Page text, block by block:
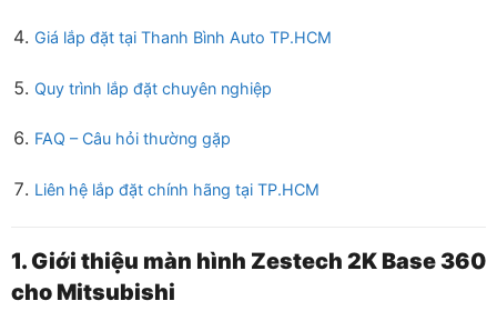
Giá lắp đặt tại Thanh Bình Auto TP.HCM
Quy trình lắp đặt chuyên nghiệp
FAQ – Câu hỏi thường gặp
Liên hệ lắp đặt chính hãng tại TP.HCM
1. Giới thiệu màn hình Zestech 2K Base 360
cho Mitsubishi